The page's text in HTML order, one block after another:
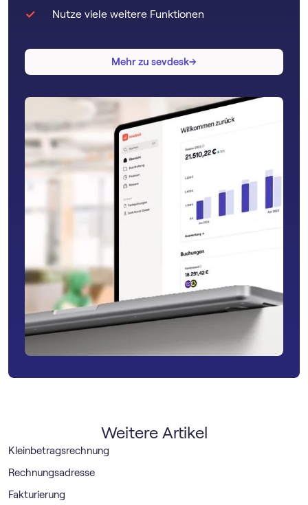
Nutze viele weitere Funktionen
Mehr zu sevdesk→
→
Weitere Artikel
Kleinbetragsrechnung
Rechnungsadresse
Fakturierung